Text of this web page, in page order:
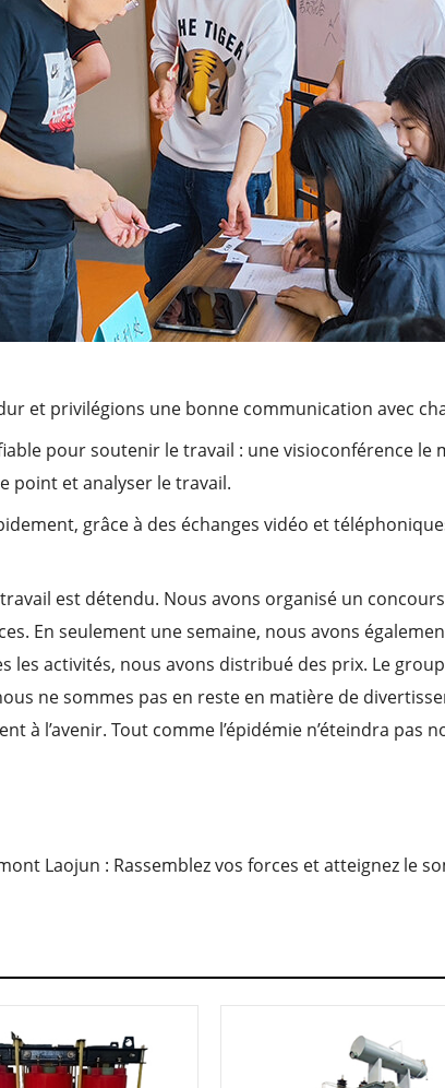
et privilégions une bonne communication avec
pour soutenir le travail : une visioconférence
point et analyser le travail.
grâce à des échanges vidéo et
est détendu. Nous avons organisé un
En seulement une semaine, nous avons
les activités, nous avons distribué des prix. Le
ne sommes pas en reste en matière de
à l’avenir. Tout comme l’épidémie n’éteindra pas
Laojun : Rassemblez vos forces et atteignez le